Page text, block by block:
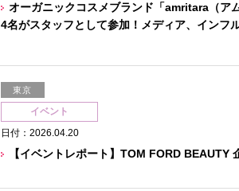
オーガニックコスメブランド「amritara（ア
4名がスタッフとして参加！メディア、インフ
東京
イベント
日付：2026.04.20
【イベントレポート】TOM FORD BEAUTY